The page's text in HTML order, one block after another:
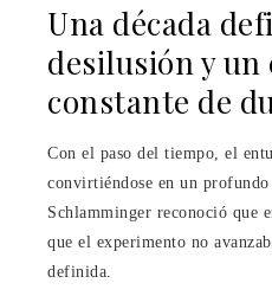
Una década
desilusión y un
constante de
Con el paso del tiempo, el
convirtiéndose en un profundo
Schlamminger reconoció que
que el experimento no
definida.